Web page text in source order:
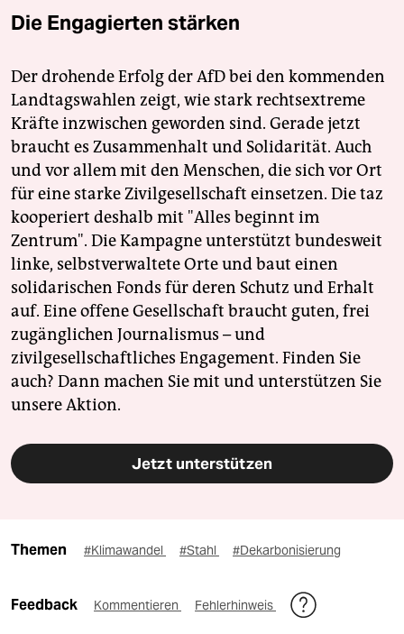
Die Engagierten stärken
Der drohende Erfolg der AfD bei den kommenden
Landtagswahlen zeigt, wie stark rechtsextreme
Kräfte inzwischen geworden sind. Gerade jetzt
braucht es Zusammenhalt und Solidarität. Auch
und vor allem mit den Menschen, die sich vor Ort
für eine starke Zivilgesellschaft einsetzen. Die taz
kooperiert deshalb mit "Alles beginnt im
Zentrum". Die Kampagne unterstützt bundesweit
linke, selbstverwaltete Orte und baut einen
solidarischen Fonds für deren Schutz und Erhalt
auf. Eine offene Gesellschaft braucht guten, frei
zugänglichen Journalismus – und
zivilgesellschaftliches Engagement. Finden Sie
auch? Dann machen Sie mit und unterstützen Sie
unsere Aktion.
Jetzt unterstützen
Themen #Klimawandel #Stahl #Dekarbonisierung
Feedback Kommentieren Fehlerhinweis